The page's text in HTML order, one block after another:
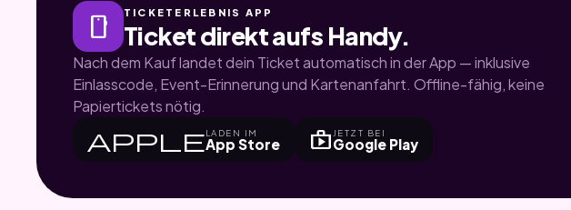
smartphone TICKETERLEBNIS APP
Ticket direkt aufs Handy.
Nach dem Kauf landet dein Ticket automatisch in der App — inklusive
Einlasscode, Event-Erinnerung und Kartenanfahrt. Offline-fähig, keine
Papiertickets nötig.
appleLADEN IM
App Store shop JETZT BEI
Google Play